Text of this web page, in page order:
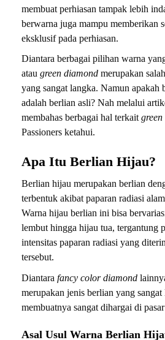
membuat perhiasan tampak lebih
berwarna juga mampu memberikan
eksklusif pada perhiasan.
Diantara berbagai pilihan warna
atau green diamond merupakan
yang sangat langka. Namun apakah
adalah berlian asli? Nah melalui
membahas berbagai hal terkait
Passioners ketahui.
Apa Itu Berlian Hijau?
Berlian hijau merupakan berlian
terbentuk akibat paparan radiasi
Warna hijau berlian ini bisa
lembut hingga hijau tua, tergantung
intensitas paparan radiasi yang
tersebut.
Diantara fancy color diamond
merupakan jenis berlian yang sangat
membuatnya sangat dihargai di
Asal Usul Warna Berlian